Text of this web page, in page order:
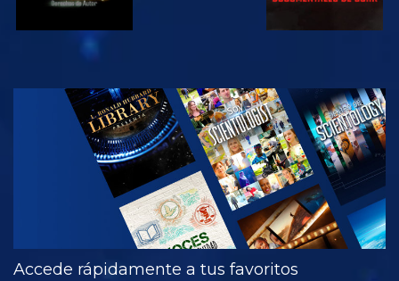
VE
EXPLORA LAS
SERIES
Accede rápidamente a tus favoritos